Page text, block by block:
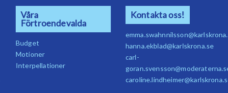
Våra
Förtroendevalda
Budget
Motioner
Interpellationer
Kontakta oss!
hanna.ekblad@karlskrona.se
carl-